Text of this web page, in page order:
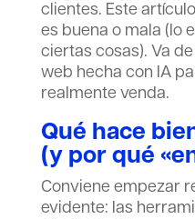
clientes. Este
es buena o mala (lo
ciertas cosas). Va
web hecha con IA
realmente venda.
Qué hace
(y por qué
Conviene empezar
evidente: las